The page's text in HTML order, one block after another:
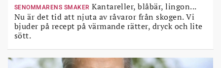
SENOMMARENS SMAKER Kantareller, blåbär, lingon...
Nu är det tid att njuta av råvaror från skogen. Vi
bjuder på recept på värmande rätter, dryck och lite
sött.